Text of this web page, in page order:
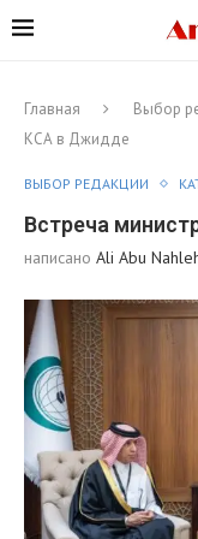
Главная Выбор
КСА в Джидде
ВЫБОР РЕДАКЦИИ
Встреча
написано Ali Abu